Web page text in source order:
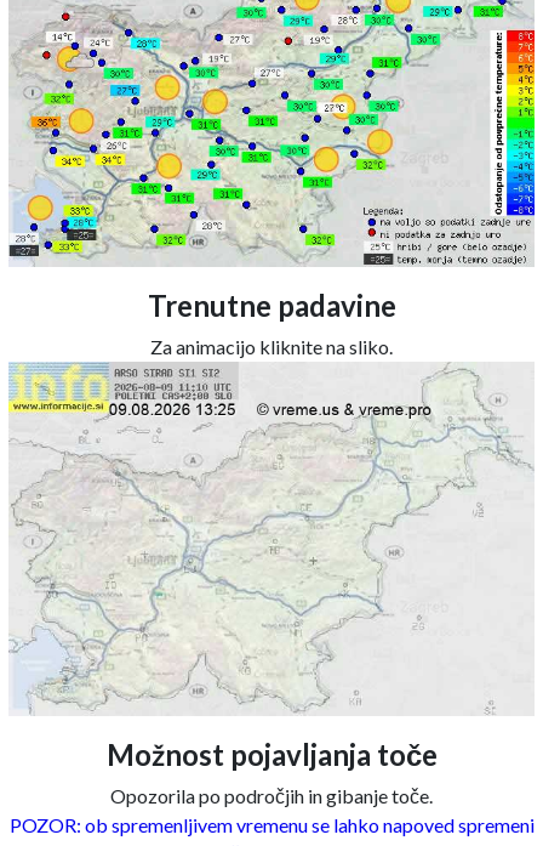
Trenutne padavine
Za animacijo kliknite na sliko.
Možnost pojavljanja toče
Opozorila po področjih in gibanje toče.
POZOR: ob spremenljivem vremenu se lahko napoved spremeni